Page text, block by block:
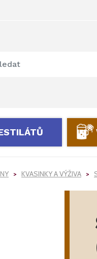
KVASINKY A VÝŽIVA